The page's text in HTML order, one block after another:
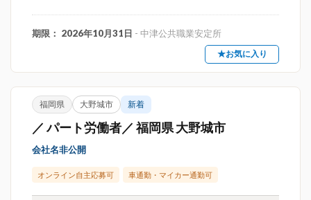
期限： 2026年10月31日 - 中津公共職業安定所
★お気に入り
福岡県 大野城市 新着
／ パート労働者／ 福岡県 大野城市
会社名非公開
オンライン自主応募可 車通勤・マイカー通勤可